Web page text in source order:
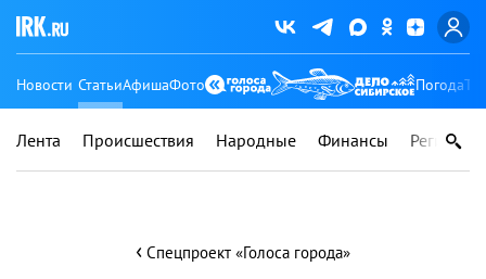
Новости СтатьиАфишаФото Погода
Лента Происшествия Народные Финансы Регионы
‹ Спецпроект «Голоса города»